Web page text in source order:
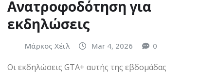
Ανατροφοδότηση για
εκδηλώσεις
Μάρκος Χέιλ Mar 4, 2026 0
Οι εκδηλώσεις GTA+ αυτής της εβδομάδας